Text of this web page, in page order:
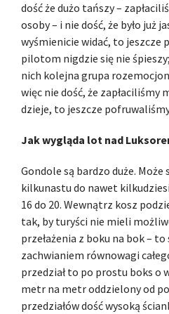
dość że dużo tańszy –
osoby – i nie dość, że było już
wyśmienicie widać, to jeszcze
pilotom nigdzie się nie
nich kolejna grupa
więc nie dość, że zapłaciliśmy
dzieje, to jeszcze pofruwaliśmy
Jak wygląda lot nad
Gondole są bardzo duże. Może
kilkunastu do nawet
16 do 20. Wewnątrz kosz
tak, by turyści nie mieli
przełażenia z boku na bok –
zachwianiem równowagi
przedział to po prostu boks o
metr na metr oddzielony od
przedziałów dość wysoką